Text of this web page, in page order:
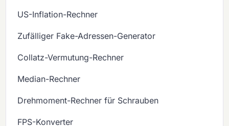
US-Inflation-Rechner
Zufälliger Fake-Adressen-Generator
Collatz-Vermutung-Rechner
Median-Rechner
Drehmoment-Rechner für Schrauben
FPS-Konverter